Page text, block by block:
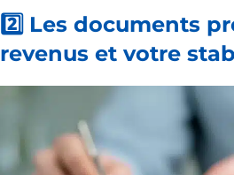
2️⃣ Les documents
revenus et votre